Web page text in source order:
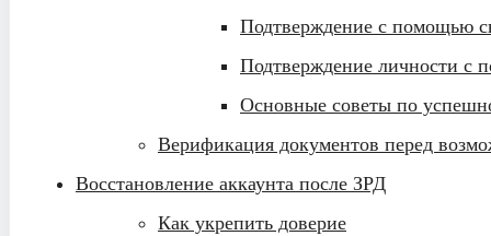
Подтверждение с помощью
Подтверждение личности с
Основные советы по
Верификация документов перед
Восстановление аккаунта после ЗРД
Как укрепить доверие